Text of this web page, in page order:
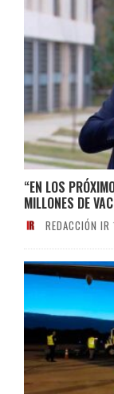
“EN LOS
MILLONES DE
REDACCIÓN IR